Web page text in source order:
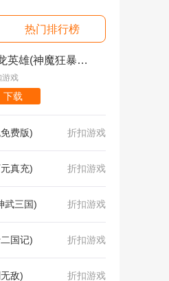
热门排行榜
屠龙英雄(神魔狂暴攻速单职)
游戏
下载
费版) 折扣游戏
真充) 折扣游戏
武三国) 折扣游戏
国记) 折扣游戏
敌) 折扣游戏